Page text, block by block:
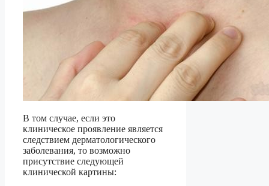
В том случае, если это
клиническое проявление является
следствием дерматологического
заболевания, то возможно
присутствие следующей
клинической картины: